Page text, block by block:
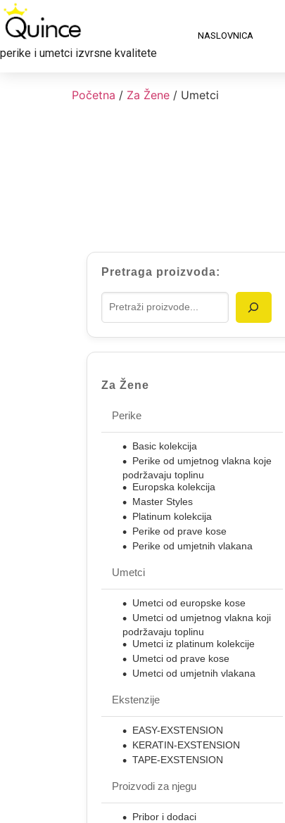
perike i umetci izvrsne kvalitete
NASLOVNICA
Početna / Za Žene / Umetci
Pretraga proizvoda:
Za Žene
Perike
Basic kolekcija
Perike od umjetnog vlakna koje
podržavaju toplinu
Europska kolekcija
Master Styles
Platinum kolekcija
Perike od prave kose
Perike od umjetnih vlakana
Umetci
Umetci od europske kose
Umetci od umjetnog vlakna koji
podržavaju toplinu
Umetci iz platinum kolekcije
Umetci od prave kose
Umetci od umjetnih vlakana
Ekstenzije
EASY-EXSTENSION
KERATIN-EXSTENSION
TAPE-EXSTENSION
Proizvodi za njegu
Pribor i dodaci